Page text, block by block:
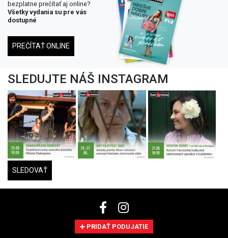
bezplatne prečítať aj online?
Všetky vydania su pre vás
dostupné
PREČÍTAŤ ONLINE
SLEDUJTE NÁŠ INSTAGRAM
SLEDOVAŤ
PRIDAŤ PODUJATIE